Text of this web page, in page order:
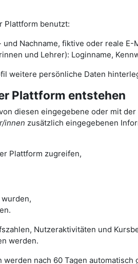
Plattform benutzt:
Nachname, fiktive oder reale
und Lehrer): Loginname,
weitere persönliche Daten
Plattform entstehen
diesen eingegebene oder mit
innen zusätzlich eingegebenen
Plattform zugreifen,
Nutzeraktivitäten und
werden.
nach 60 Tagen automatisch